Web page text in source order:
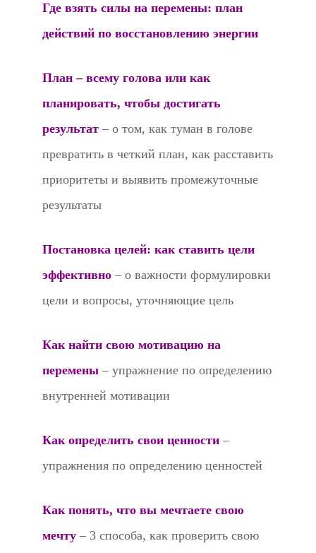
Где взять силы на перемены: план
действий по восстановлению энергии
План – всему голова или как
планировать, чтобы достигать
результат – о том, как туман в голове
превратить в четкий план, как расставить
приоритеты и выявить промежуточные
результаты
Постановка целей: как ставить цели
эффективно – о важности формулировки
цели и вопросы, уточняющие цель
Как найти свою мотивацию на
перемены – упражнение по определению
внутренней мотивации
Как определить свои ценности –
упражнения по определению ценностей
Как понять, что вы мечтаете свою
мечту – 3 способа, как проверить свою